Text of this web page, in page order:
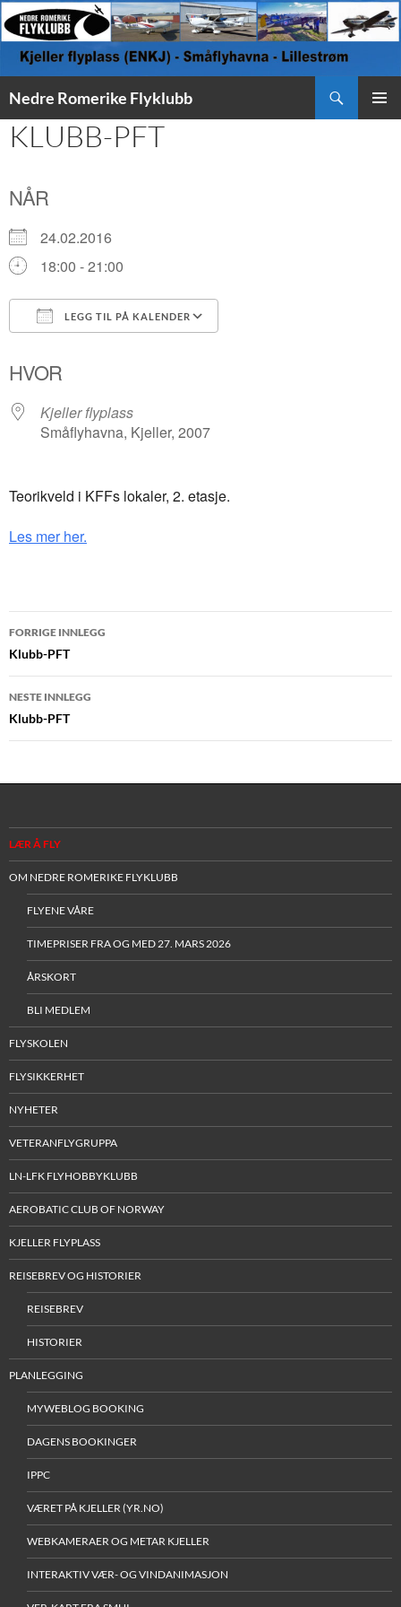
Nedre Romerike Flyklubb
TIL
INNHOLD
KLUBB-PFT
NÅR
24.02.2016
18:00 - 21:00
LEGG TIL PÅ KALENDER
HVOR
Kjeller flyplass
Småflyhavna, Kjeller, 2007
Teorikveld i KFFs lokaler, 2. etasje.
Les mer her.
Innleggsnavigasjon
FORRIGE INNLEGG
Klubb-PFT
NESTE INNLEGG
Klubb-PFT
LÆR Å FLY
OM NEDRE ROMERIKE FLYKLUBB
FLYENE VÅRE
TIMEPRISER FRA OG MED 27. MARS 2026
ÅRSKORT
BLI MEDLEM
FLYSKOLEN
FLYSIKKERHET
NYHETER
VETERANFLYGRUPPA
LN-LFK FLYHOBBYKLUBB
AEROBATIC CLUB OF NORWAY
KJELLER FLYPLASS
REISEBREV OG HISTORIER
REISEBREV
HISTORIER
PLANLEGGING
MYWEBLOG BOOKING
DAGENS BOOKINGER
IPPC
VÆRET PÅ KJELLER (YR.NO)
WEBKAMERAER OG METAR KJELLER
INTERAKTIV VÆR- OG VINDANIMASJON